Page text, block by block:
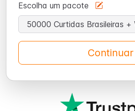
Escolha um pacote
Continuar